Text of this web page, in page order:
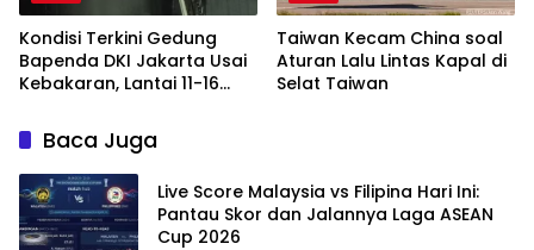
Kondisi Terkini Gedung
Bapenda DKI Jakarta Usai
Kebakaran, Lantai 11-16
Taiwan Kecam China soal
Aturan Lalu Lintas Kapal di
Selat Taiwan
Baca Juga
Live Score Malaysia vs Filipina Hari Ini:
Pantau Skor dan Jalannya Laga ASEAN
Cup 2026